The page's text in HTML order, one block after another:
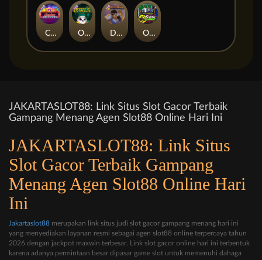
Casino Win Spin Dungeon Quest Outsourced: Slash Game
Owls
JAKARTASLOT88: Link Situs Slot Gacor Terbaik
Gampang Menang Agen Slot88 Online Hari Ini
JAKARTASLOT88: Link Situs
Slot Gacor Terbaik Gampang
Menang Agen Slot88 Online Hari
Ini
Jakartaslot88 merupakan link situs judi slot gacor gampang menang hari ini
yang menyediakan layanan resmi sebagai agen slot88 online terpercaya tahun
2026 dengan jackpot maxwin terbesar. Link slot gacor online hari ini terbentuk
karena adanya permintaan besar dipasar game slot untuk memenuhi dahaga